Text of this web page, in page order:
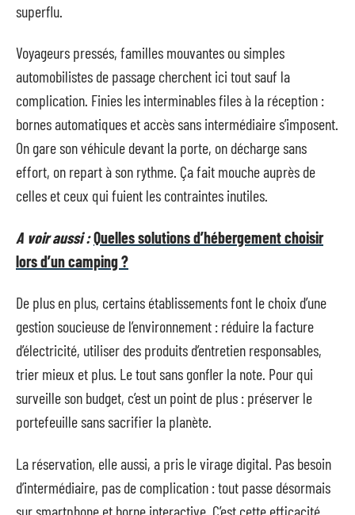
superflu.
Voyageurs pressés, familles mouvantes ou simples
automobilistes de passage cherchent ici tout sauf la
complication. Finies les interminables files à la réception :
bornes automatiques et accès sans intermédiaire s’imposent.
On gare son véhicule devant la porte, on décharge sans
effort, on repart à son rythme. Ça fait mouche auprès de
celles et ceux qui fuient les contraintes inutiles.
A voir aussi :Quelles solutions d’hébergement choisir
lors d’un camping ?
De plus en plus, certains établissements font le choix d’une
gestion soucieuse de l’environnement : réduire la facture
d’électricité, utiliser des produits d’entretien responsables,
trier mieux et plus. Le tout sans gonfler la note. Pour qui
surveille son budget, c’est un point de plus : préserver le
portefeuille sans sacrifier la planète.
La réservation, elle aussi, a pris le virage digital. Pas besoin
d’intermédiaire, pas de complication : tout passe désormais
sur smartphone et borne interactive. C’est cette efficacité